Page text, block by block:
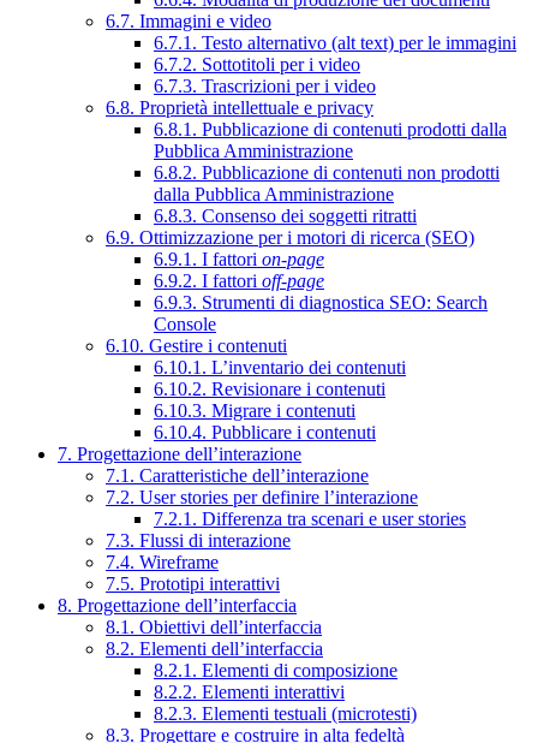
6.7. Immagini e video
6.7.1. Testo alternativo (alt text) per le immagini
6.7.2. Sottotitoli per i video
6.7.3. Trascrizioni per i video
6.8. Proprietà intellettuale e privacy
6.8.1. Pubblicazione di contenuti prodotti dalla
Pubblica Amministrazione
6.8.2. Pubblicazione di contenuti non prodotti
dalla Pubblica Amministrazione
6.8.3. Consenso dei soggetti ritratti
6.9. Ottimizzazione per i motori di ricerca (SEO)
6.9.1. I fattori on-page
6.9.2. I fattori off-page
6.9.3. Strumenti di diagnostica SEO: Search
Console
6.10. Gestire i contenuti
6.10.1. L’inventario dei contenuti
6.10.2. Revisionare i contenuti
6.10.3. Migrare i contenuti
6.10.4. Pubblicare i contenuti
7. Progettazione dell’interazione
7.1. Caratteristiche dell’interazione
7.2. User stories per definire l’interazione
7.2.1. Differenza tra scenari e user stories
7.3. Flussi di interazione
7.4. Wireframe
7.5. Prototipi interattivi
8. Progettazione dell’interfaccia
8.1. Obiettivi dell’interfaccia
8.2. Elementi dell’interfaccia
8.2.1. Elementi di composizione
8.2.2. Elementi interattivi
8.2.3. Elementi testuali (microtesti)
8.3. Progettare e costruire in alta fedeltà